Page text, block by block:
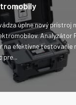
úplne nový prístroj
Analyzátor
na efektívne testovanie
pre...